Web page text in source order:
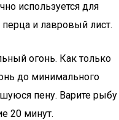
используется для
и лавровый лист.
огонь. Как только
до минимального
пену. Варите рыбу
20 минут.